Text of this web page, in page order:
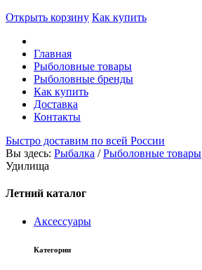
Открыть корзину Как купить
Главная
Рыболовные товары
Рыболовные бренды
Как купить
Доставка
Контакты
Быстро доставим по всей России
Вы здесь: Рыбалка /Рыболовные товары
Удилища
Летний каталог
Аксессуары
Категории